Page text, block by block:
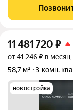
особенностей планировки изолированные
на одну сторону, 1
11 481 720 ₽
от 41 246 ₽ в месяц
58,7 м²
3-комн.
новостройка